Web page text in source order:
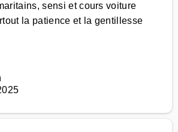
sensi et cours voiture
la patience et la gentillesse